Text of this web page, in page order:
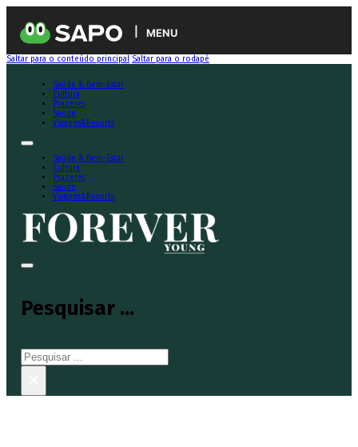
MENU
Saltar para o conteúdo principal Saltar para o rodapé
Saúde & Bem-Estar
Cultura
Prazeres
Saúde
Viagens&Resorts
Saúde & Bem-Estar
Cultura
Prazeres
Saúde
Viagens&Resorts
Pesquisar ...
Pesquisar